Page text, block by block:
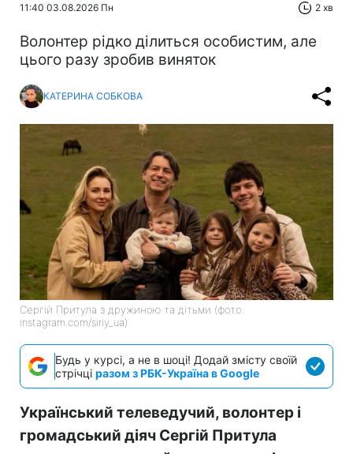
11:40 03.08.2026 Пн 2 хв
Волонтер рідко ділиться особистим, але
цього разу зробив виняток
КАТЕРИНА СОБКОВА
Сергій Притула з дружиною та дітьми (фото:
instagram.com/siriy_ua)
Будь у курсі, а не в шоці! Додай змісту своїй
стрічці разом з РБК-Україна в Google
Український телеведучий, волонтер і
громадський діяч Сергій Притула